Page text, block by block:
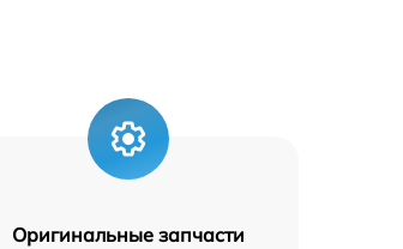
Оригинальные запчасти